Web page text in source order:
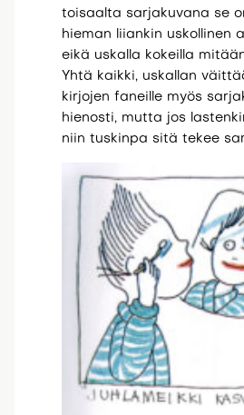
toisaalta sarjakuvana se
hieman liiankin uskollinen
eikä uskalla kokeilla
Yhtä kaikki, uskallan
kirjojen faneille myös
hienosti, mutta jos
niin tuskinpa sitä tekee